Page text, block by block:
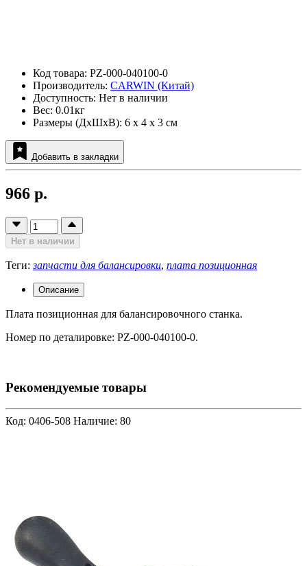
Код товара: PZ-000-040100-0
Производитель: CARWIN (Китай)
Доступность: Нет в наличии
Вес: 0.01кг
Размеры (ДxШxВ): 6 x 4 x 3 см
Добавить в закладки
966 р.
Нет в наличии
Теги:запчасти для балансировки, плата позиционная
Описание
Плата позиционная для балансировочного станка.
Номер по деталировке: PZ-000-040100-0.
Рекомендуемые товары
Код: 0406-508 Наличие: 80